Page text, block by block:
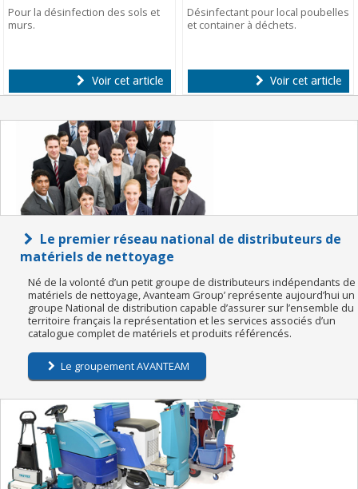
Pour la désinfection des sols et
murs.
Voir cet article
Désinfectant pour local poubelles
et container à déchets.
Voir cet article
Le premier réseau national de distributeurs de
matériels de nettoyage
Né de la volonté d’un petit groupe de distributeurs indépendants de
matériels de nettoyage, Avanteam Group’ représente aujourd’hui un
groupe National de distribution capable d’assurer sur l’ensemble du
territoire français la représentation et les services associés d’un
catalogue complet de matériels et produits référencés.
Le groupement AVANTEAM